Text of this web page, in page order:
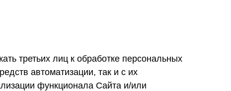
третьих лиц к обработке персональных
автоматизации, так и с их
функционала Сайта и/или